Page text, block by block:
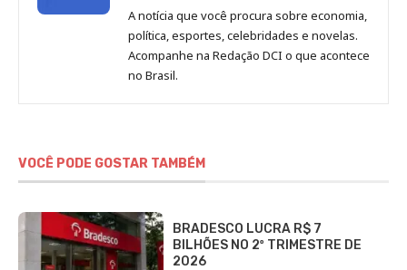
de
Redação
Jornal
DCI
A notícia que você procura sobre economia,
política, esportes, celebridades e novelas.
Acompanhe na Redação DCI o que acontece
no Brasil.
VOCÊ PODE GOSTAR TAMBÉM
BRADESCO LUCRA R$ 7
BILHÕES NO 2º TRIMESTRE DE
2026